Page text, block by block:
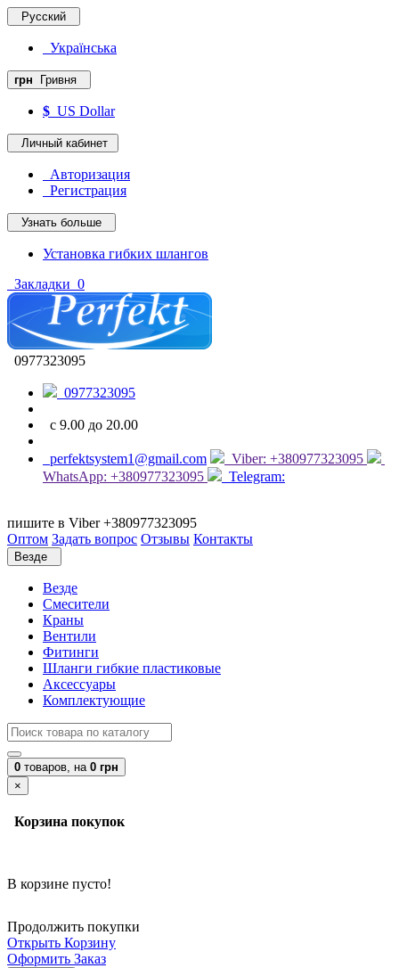
Русский
Українська
грн Гривня
$ US Dollar
Личный кабинет
Авторизация
Регистрация
Узнать больше
Установка гибких шлангов
Закладки 0
0977323095
0977323095
с 9.00 до 20.00
perfektsystem1@gmail.com
Viber: +380977323095
WhatsApp: +380977323095
Telegram:
пишите в Viber +380977323095
Оптом Задать вопрос Отзывы Контакты
Везде
Везде
Смесители
Краны
Вентили
Фитинги
Шланги гибкие пластиковые
Аксессуары
Комплектующие
0 товаров, на 0 грн
×
Корзина покупок
В корзине пусто!
Продолжить покупки
Открыть Корзину
Оформить Заказ